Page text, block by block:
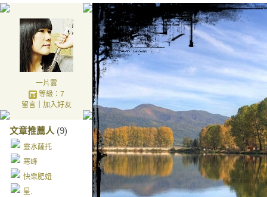
一片雲
等級：7
留言｜ 加入好友
文章推薦人 (9)
靈水薩托
寒峰
快樂肥妞
星.